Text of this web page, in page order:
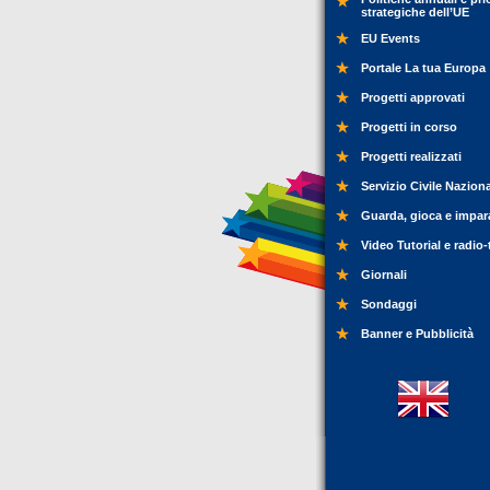
strategiche dell’UE
EU Events
Portale La tua Europa
Progetti approvati
Progetti in corso
Progetti realizzati
Servizio Civile
Guarda, gioca e
Video Tutorial e
Giornali
Sondaggi
Banner e Pubblicità